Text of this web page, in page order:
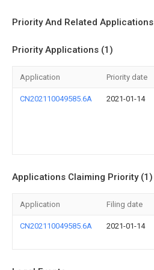
Priority And Related Applications
Priority Applications (1)
Application Priority date
CN202110049585.6A 2021-01-14
Applications Claiming Priority (1)
Application Filing date
CN202110049585.6A 2021-01-14